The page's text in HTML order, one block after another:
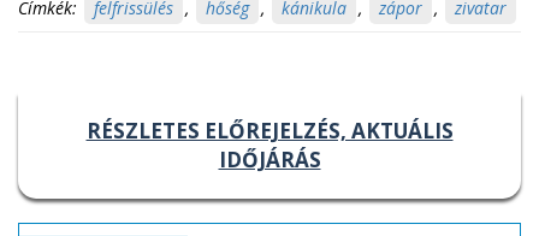
Címkék: felfrissülés , hőség , kánikula , zápor , zivatar
RÉSZLETES ELŐREJELZÉS, AKTUÁLIS
IDŐJÁRÁS